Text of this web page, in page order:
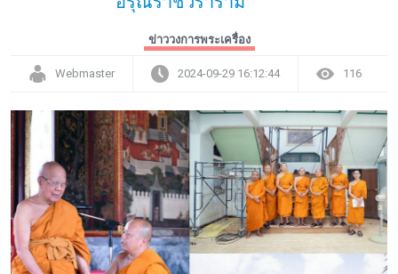
ข่าววงการพระเครื่อง
Webmaster 2024-09-29 16:12:44 116